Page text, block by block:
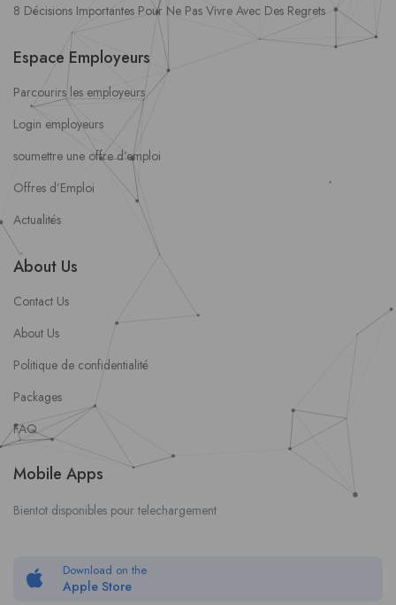
8 Décisions Importantes Pour Ne Pas Vivre Avec Des Regrets
Espace Employeurs
Parcourirs les employeurs
Login employeurs
soumettre une offre d’emploi
Offres d’Emploi
Actualités
About Us
Contact Us
About Us
Politique de confidentialité
Packages
FAQ
Mobile Apps
Bientot disponibles pour telechargement
Download on the
Apple Store